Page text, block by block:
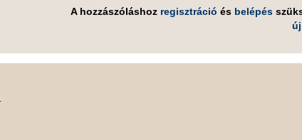
A hozzászóláshoz regisztráció és belépés